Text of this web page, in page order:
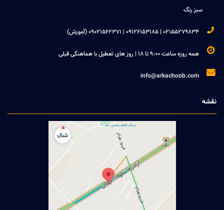
سبز رنگ
 02155279834 | 09126153185 | 09021562371 (آموزش)
 همه روزه ساعت 9:00 تا 18 | روز های تعطیل با هماهنگی قبلی

info@arkachoob.com
نقشه